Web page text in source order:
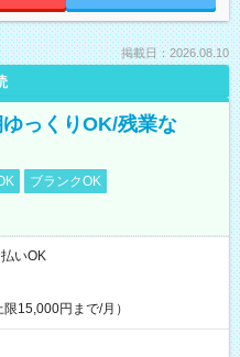
掲載日：2026.08.10
っくりOK/残業な
ブランクOK
いOK
15,000円まで/月）